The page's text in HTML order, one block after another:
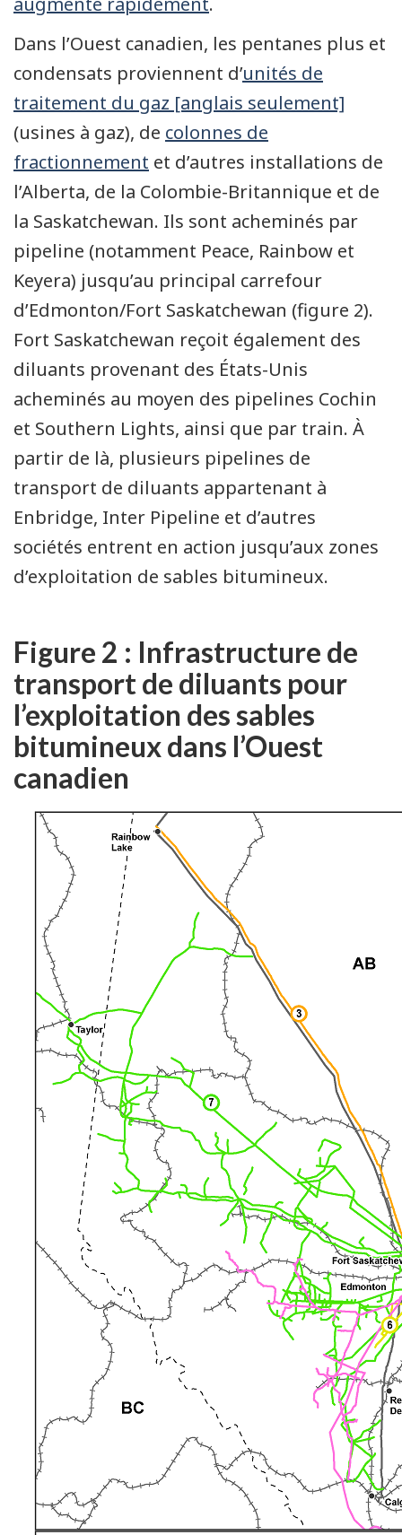
Dans l’Ouest canadien, les pentanes plus et
condensats proviennent d’unités de
traitement du gaz [anglais seulement]
(usines à gaz), de colonnes de
fractionnement et d’autres installations de
l’Alberta, de la Colombie-Britannique et de
la Saskatchewan. Ils sont acheminés par
pipeline (notamment Peace, Rainbow et
Keyera) jusqu’au principal carrefour
d’Edmonton/Fort Saskatchewan (figure 2).
Fort Saskatchewan reçoit également des
diluants provenant des États-Unis
acheminés au moyen des pipelines Cochin
et Southern Lights, ainsi que par train. À
partir de là, plusieurs pipelines de
transport de diluants appartenant à
Enbridge, Inter Pipeline et d’autres
sociétés entrent en action jusqu’aux zones
d’exploitation de sables bitumineux.
Figure 2 : Infrastructure de
transport de diluants pour
l’exploitation des sables
bitumineux dans l’Ouest
canadien